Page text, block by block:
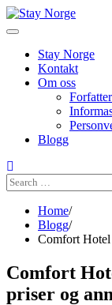
Skip
to
Stay Norge
Kontakt
Om oss
Blogg
Search
for:
Home
Blogg
Comfort Hotel
Comfort
priser og